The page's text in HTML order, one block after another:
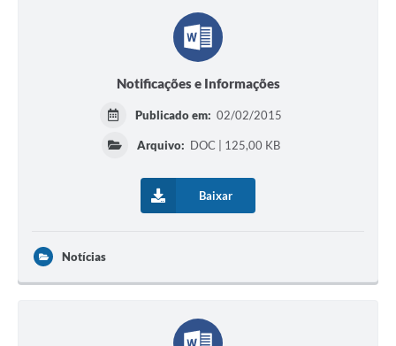
Notificações e Informações
Publicado em: 02/02/2015
Arquivo: DOC | 125,00 KB
Baixar
Notícias